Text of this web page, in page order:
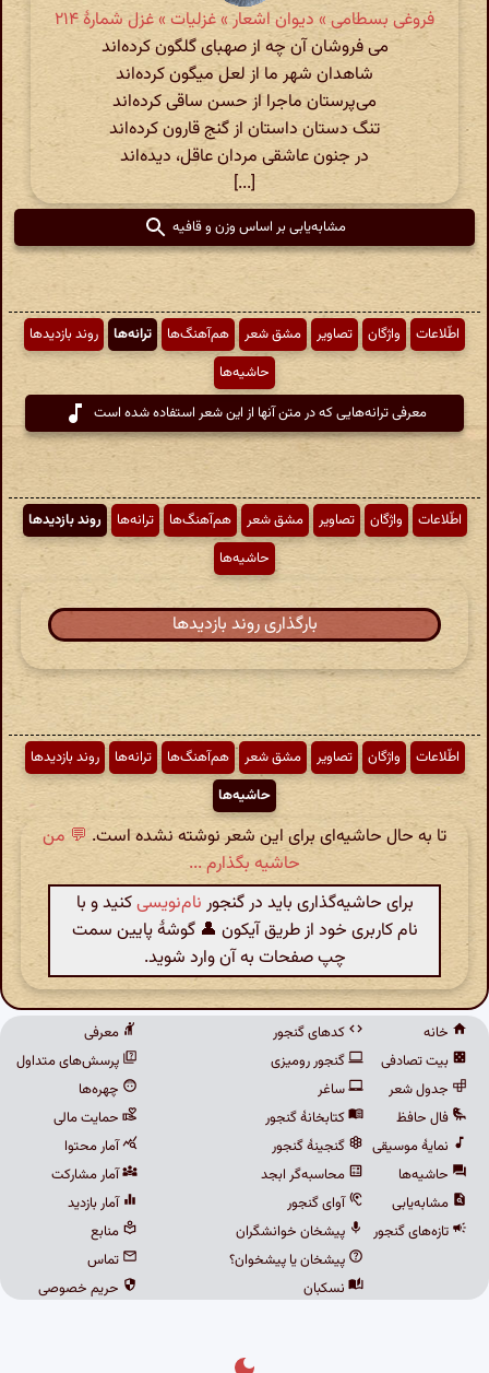
فروغی بسطامی » دیوان اشعار » غزلیات » غزل شمارهٔ ۲۱۴
می فروشان آن چه از صهبای گلگون کرده‌اند
شاهدان شهر ما از لعل میگون کرده‌اند
می‌پرستان ماجرا از حسن ساقی کرده‌اند
تنگ دستان داستان از گنج قارون کرده‌اند
در جنون عاشقی مردان عاقل، دیده‌اند
[...]
مشابه‌یابی بر اساس وزن و قافیه
اطّلاعات واژگان تصاویر مشق شعر هم‌آهنگ‌ها ترانه‌ها
روند بازدیدها
حاشیه‌ها
معرفی ترانه‌هایی که در متن آنها از این شعر استفاده شده است
اطّلاعات واژگان تصاویر مشق شعر هم‌آهنگ‌ها ترانه‌ها
روند بازدیدها
حاشیه‌ها
بارگذاری روند بازدیدها
اطّلاعات واژگان تصاویر مشق شعر هم‌آهنگ‌ها ترانه‌ها
روند بازدیدها
حاشیه‌ها
تا به حال حاشیه‌ای برای این شعر نوشته نشده است. 💬 من
حاشیه بگذارم ...
برای حاشیه‌گذاری باید در گنجور نام‌نویسیکنید و با
نام کاربری خود از طریق آیکون 👤 گوشهٔ پایین سمت
چپ صفحات به آن وارد شوید.
خانه
بیت تصادفی
جدول شعر
فال حافظ
نمایهٔ موسیقی
حاشیه‌ها
مشابه‌یابی
تازه‌های گنجور
کدهای گنجور
گنجور رومیزی
ساغر
کتابخانهٔ گنجور
گنجینهٔ گنجور
محاسبه‌گر ابجد
آوای گنجور
پیشخان خوانشگران
پیشخان یا پیشخوان؟
نسکبان
معرفی
پرسش‌های متداول
چهره‌ها
حمایت مالی
آمار محتوا
آمار مشارکت
آمار بازدید
منابع
تماس
حریم خصوصی